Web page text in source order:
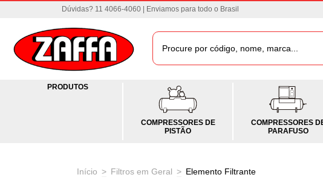
Dúvidas? 11 4066-4060 | Enviamos para todo o Brasil
PRODUTOS
COMPRESSORES DE
PISTÃO
COMPRESSORES
PARAFUSO
Início > Filtros em Geral > Elemento Filtrante